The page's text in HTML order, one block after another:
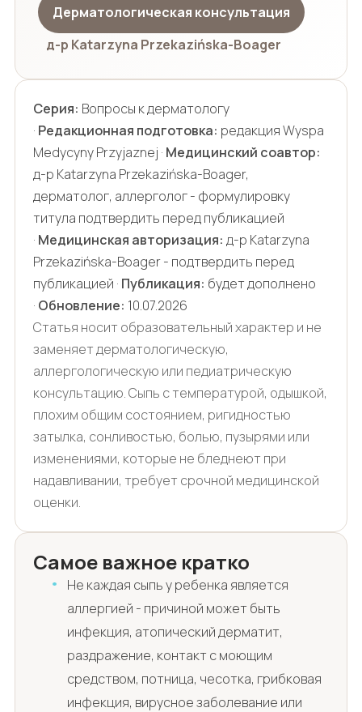
Дерматологическая консультация
д-р Katarzyna Przekazińska-Boager
Серия: Вопросы к дерматологу
· Редакционная подготовка: редакция Wyspa
Medycyny Przyjaznej · Медицинский соавтор:
д-р Katarzyna Przekazińska-Boager,
дерматолог, аллерголог - формулировку
титула подтвердить перед публикацией
· Медицинская авторизация: д-р Katarzyna
Przekazińska-Boager - подтвердить перед
публикацией · Публикация: будет дополнено
· Обновление: 10.07.2026
Статья носит образовательный характер и не
заменяет дерматологическую,
аллергологическую или педиатрическую
консультацию. Сыпь с температурой, одышкой,
плохим общим состоянием, ригидностью
затылка, сонливостью, болью, пузырями или
изменениями, которые не бледнеют при
надавливании, требует срочной медицинской
оценки.
Самое важное кратко
Не каждая сыпь у ребенка является
аллергией - причиной может быть
инфекция, атопический дерматит,
раздражение, контакт с моющим
средством, потница, чесотка, грибковая
инфекция, вирусное заболевание или